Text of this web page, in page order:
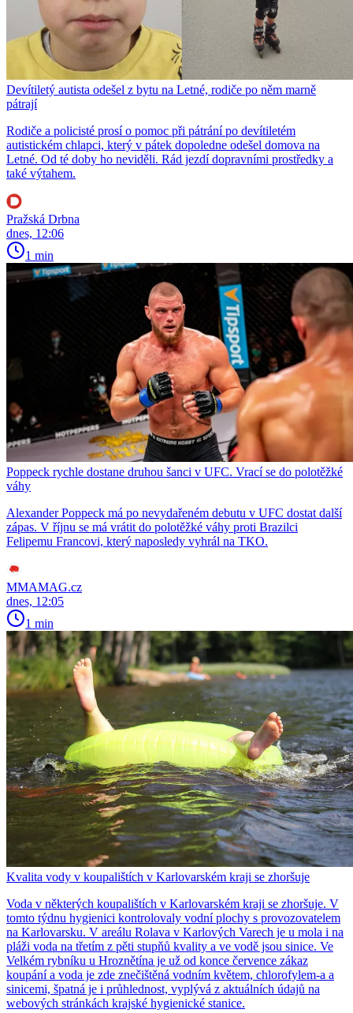
Devítiletý autista odešel z bytu na Letné, rodiče po něm marně
pátrají
Rodiče a policisté prosí o pomoc při pátrání po devítiletém
autistickém chlapci, který v pátek dopoledne odešel domova na
Letné. Od té doby ho neviděli. Rád jezdí dopravními prostředky a
také výtahem.
Pražská Drbna
dnes, 12:06
1 min
Poppeck rychle dostane druhou šanci v UFC. Vrací se do polotěžké
váhy
Alexander Poppeck má po nevydařeném debutu v UFC dostat další
zápas. V říjnu se má vrátit do polotěžké váhy proti Brazilci
Felipemu Francovi, který naposledy vyhrál na TKO.
MMAMAG.cz
dnes, 12:05
1 min
Kvalita vody v koupalištích v Karlovarském kraji se zhoršuje
Voda v některých koupalištích v Karlovarském kraji se zhoršuje. V
tomto týdnu hygienici kontrolovaly vodní plochy s provozovatelem
na Karlovarsku. V areálu Rolava v Karlových Varech je u mola i na
pláži voda na třetím z pěti stupňů kvality a ve vodě jsou sinice. Ve
Velkém rybníku u Hroznětína je už od konce července zákaz
koupání a voda je zde znečištěná vodním květem, chlorofylem-a a
sinicemi, špatná je i průhlednost, vyplývá z aktuálních údajů na
webových stránkách krajské hygienické stanice.